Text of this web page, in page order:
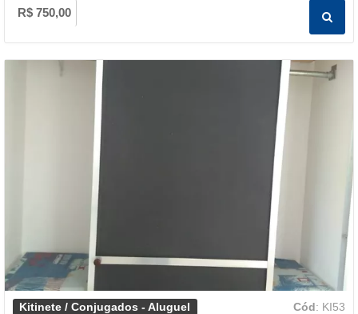
R$ 750,00
Kitinete / Conjugados - Aluguel Cód: KI53